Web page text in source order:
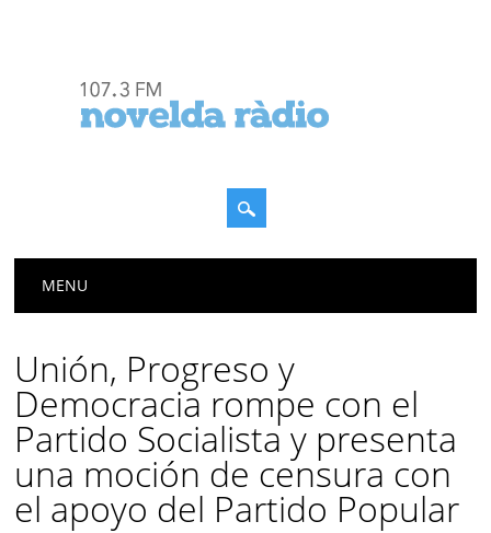
Menú principal
MENU
Unión, Progreso y
Democracia rompe con el
Partido Socialista y presenta
una moción de censura con
el apoyo del Partido Popular